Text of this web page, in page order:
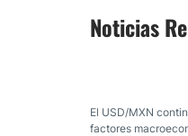
Noticias
El USD/MXN
factores